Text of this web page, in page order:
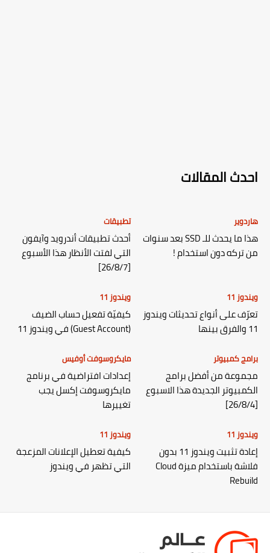
احدث المقالات
هاردوير
هذا ما يحدث للـ SSD بعد سنوات
من تركه دون استخدام !
تطبيقات
أحدث تطبيقات أندرويد وآيفون
التي لفتت الأنظار هذا الأسبوع
[26/8/7]
ويندوز 11
تعرّف على أنواع تحديثات ويندوز
11 والفرق بينها
ويندوز 11
كيفيّة تفعيل حساب الضيف
(Guest Account) في ويندوز 11
برامج كمبيوتر
مجموعة من أفضل برامج
الكمبيوتر الجديدة هذا الاسبوع
[26/8/4]
مايكروسوفت أوفيس
إعدادات افتراضية في برنامج
مايكروسوفت إكسل يجب
تغييرها
ويندوز 11
إعادة تثبيت ويندوز 11 بدون
فلاشة باستخدام ميزة Cloud
Rebuild
ويندوز 11
كيفية تعطيل الإعلانات المزعجة
التي تظهر في ويندوز